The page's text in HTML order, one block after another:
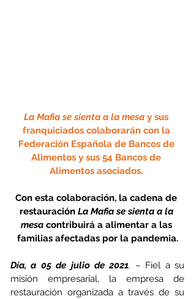
La Mafia se sienta a la mesa y sus
franquiciados colaborarán con la
Federación Española de Bancos de
Alimentos y sus 54 Bancos de
Alimentos asociados.
Con esta colaboración, la cadena de
restauración La Mafia se sienta a la
mesa contribuirá a alimentar a las
familias afectadas por la pandemia.
Día, a 05 de julio de 2021.
– Fiel a su
misión empresarial, la empresa de
restauración organizada a través de su